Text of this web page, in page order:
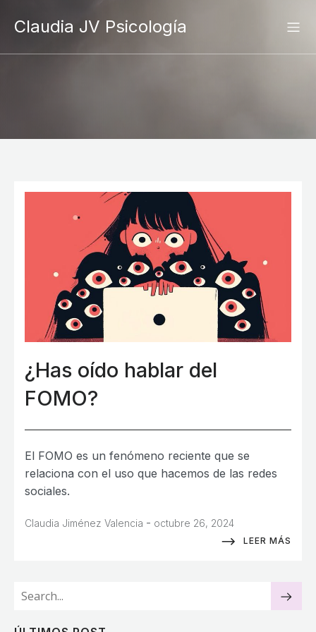
Claudia JV Psicología
¿Has oído hablar del
FOMO?
El FOMO es un fenómeno reciente que se
relaciona con el uso que hacemos de las redes
sociales.
Claudia Jiménez Valencia - octubre 26, 2024
LEER MÁS